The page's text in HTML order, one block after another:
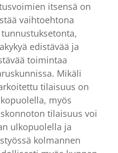
itsensä on
vaihtoehtona
edistävää ja
toimintaa
Mikäli
tilaisuus on
myös
tilaisuus voi
ulkopuolella ja
kolmannen